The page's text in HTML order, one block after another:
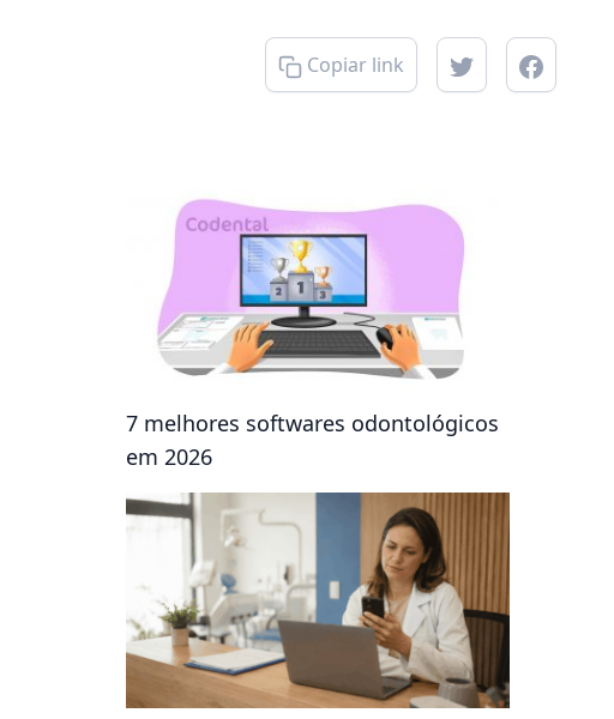
Copiar link
7 melhores softwares odontológicos
em 2026